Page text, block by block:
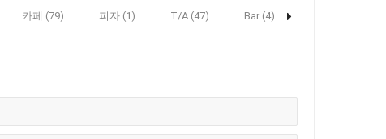
카페 (79) 피자 (1) T/A (47) Bar (4)